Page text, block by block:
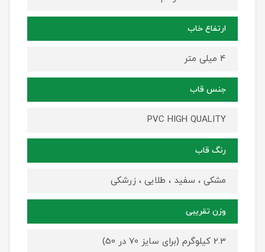
ارتفاع خاب
4 میلی متر
جنس قاب
PVC HIGH QUALITY
رنگ قاب
مشکی ، سفید ، طلایی ، زرشکی
وزن تقریبی
2.3 کیلوگرم (برای سایز 70 در 50)